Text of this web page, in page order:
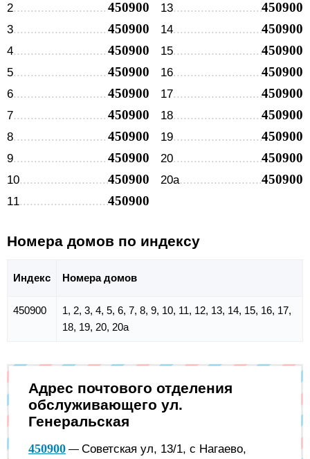
2 450900
3 450900
4 450900
5 450900
6 450900
7 450900
8 450900
9 450900
10 450900
11 450900
13 450900
14 450900
15 450900
16 450900
17 450900
18 450900
19 450900
20 450900
20а 450900
Номера домов по индексу
Индекс Номера домов
450900
1, 2, 3, 4, 5, 6, 7, 8, 9, 10, 11, 12, 13, 14, 15, 16, 17,
18, 19, 20, 20а
Адрес почтового отделения
обслуживающего ул.
Генеральская
450900 — Советская ул, 13/1, с Нагаево,